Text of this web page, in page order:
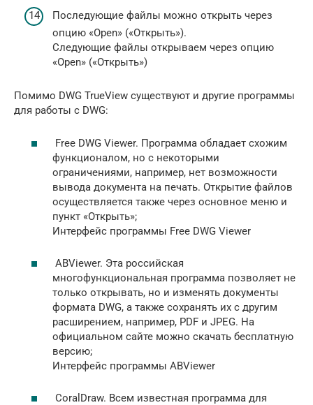
Последующие файлы можно открыть через
опцию «Open» («Открыть»).
Следующие файлы открываем через опцию
«Open» («Открыть»)
Помимо DWG TrueView существуют и другие программы
для работы с DWG:
Free DWG Viewer. Программа обладает схожим
функционалом, но с некоторыми
ограничениями, например, нет возможности
вывода документа на печать. Открытие файлов
осуществляется также через основное меню и
пункт «Открыть»;
Интерфейс программы Free DWG Viewer
ABViewer. Эта российская
многофункциональная программа позволяет не
только открывать, но и изменять документы
формата DWG, а также сохранять их с другим
расширением, например, PDF и JPEG. На
официальном сайте можно скачать бесплатную
версию;
Интерфейс программы ABViewer
CoralDraw. Всем известная программа для